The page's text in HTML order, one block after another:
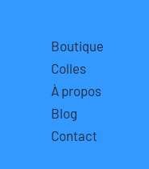
Boutique
Colles
À propos
Blog
Contact